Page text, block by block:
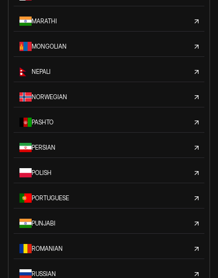
MARATHI
MONGOLIAN
NEPALI
NORWEGIAN
PASHTO
PERSIAN
POLISH
PORTUGUESE
PUNJABI
ROMANIAN
RUSSIAN